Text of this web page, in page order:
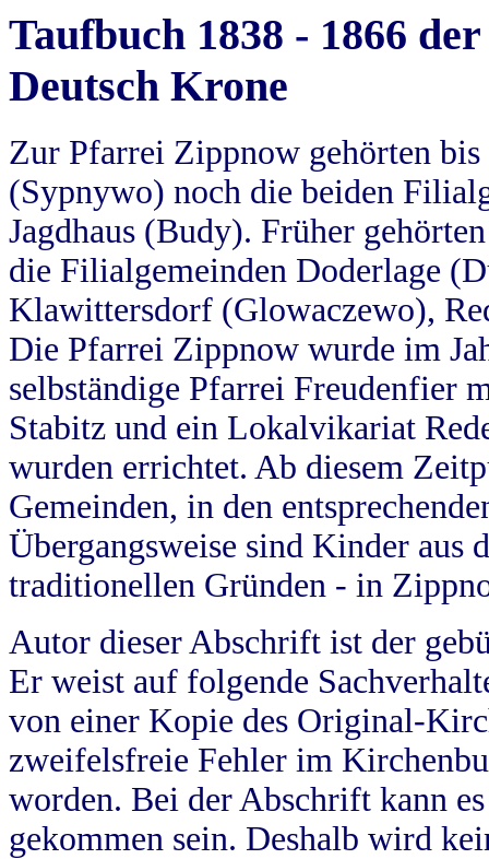
Taufbuch 1838 - 1866
Deutsch Krone
Zur Pfarrei Zippnow gehörten
(Sypnywo) noch die beiden
Jagdhaus (Budy). Früher
die Filialgemeinden Doderlage
Klawittersdorf (Glowaczewo),
Die Pfarrei Zippnow wurde im
selbständige Pfarrei Freudenfier
Stabitz und ein Lokalvikariat
wurden errichtet. Ab diesem
Gemeinden, in den
Übergangsweise sind Kinder aus
traditionellen Gründen - in
Autor dieser Abschrift ist der
Er weist auf folgende
von einer Kopie des Original-
zweifelsfreie Fehler im
worden. Bei der Abschrift kann
gekommen sein. Deshalb wird